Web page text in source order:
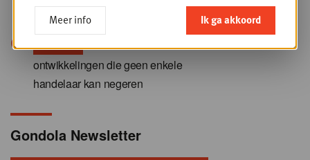
opnieuw in handen nemen
+ PLUS
Elektronisch betalen: tien
ontwikkelingen die geen enkele
handelaar kan negeren
Gondola Newsletter
Meer info Ik ga akkoord